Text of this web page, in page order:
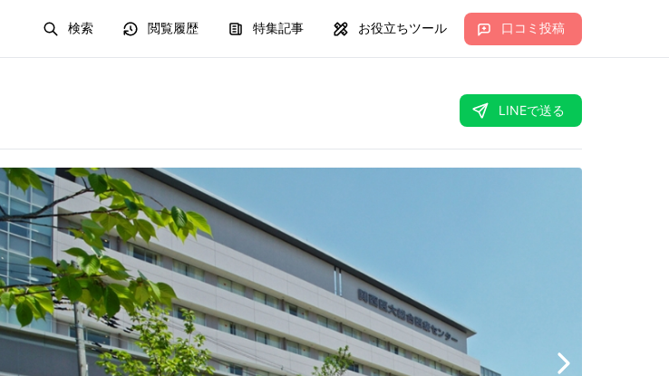
検索 閲覧履歴 特集記事 お役立ちツール 口コミ投稿
LINEで送る